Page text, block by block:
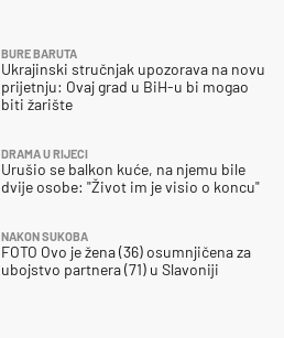
BURE BARUTA
Ukrajinski stručnjak upozorava na novu
prijetnju: Ovaj grad u BiH-u bi mogao
biti žarište
DRAMA U RIJECI
Urušio se balkon kuće, na njemu bile
dvije osobe: "Život im je visio o koncu"
NAKON SUKOBA
FOTO Ovo je žena (36) osumnjičena za
ubojstvo partnera (71) u Slavoniji